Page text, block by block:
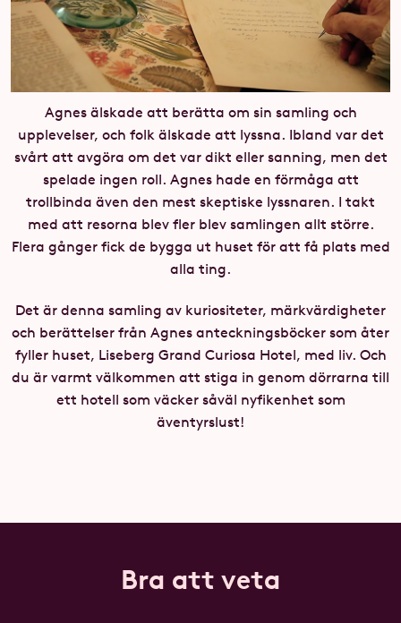
Agnes älskade att berätta om sin samling och
upplevelser, och folk älskade att lyssna. Ibland var det
svårt att avgöra om det var dikt eller sanning, men det
spelade ingen roll. Agnes hade en förmåga att
trollbinda även den mest skeptiske lyssnaren. I takt
med att resorna blev fler blev samlingen allt större.
Flera gånger fick de bygga ut huset för att få plats med
alla ting.
Det är denna samling av kuriositeter, märkvärdigheter
och berättelser från Agnes anteckningsböcker som åter
fyller huset, Liseberg Grand Curiosa Hotel, med liv. Och
du är varmt välkommen att stiga in genom dörrarna till
ett hotell som väcker såväl nyfikenhet som
äventyrslust!
Bra att veta